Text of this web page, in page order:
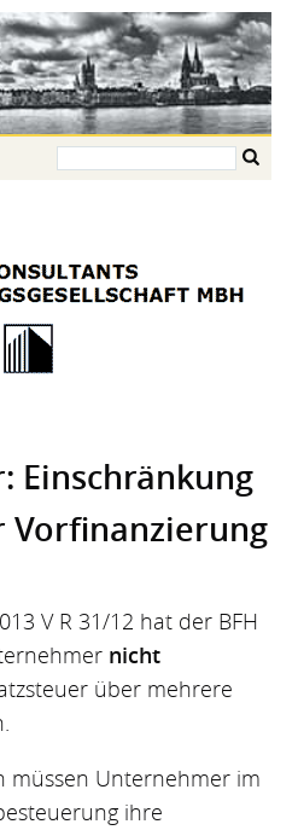
Ein­schränkung
Vor­finanzierung
V R 31/12 hat der BFH
nicht
über mehrere
müssen Unternehmer im
ihre